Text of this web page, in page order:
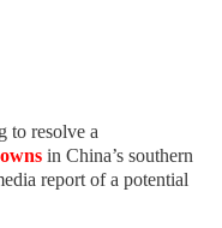
to resolve a
in China’s southern
report of a potential